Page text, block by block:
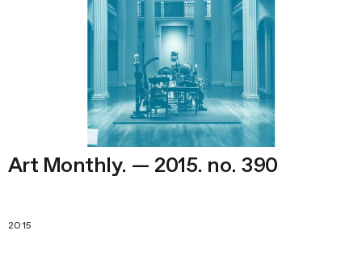
Art Monthly. — 2015. no. 390
2015